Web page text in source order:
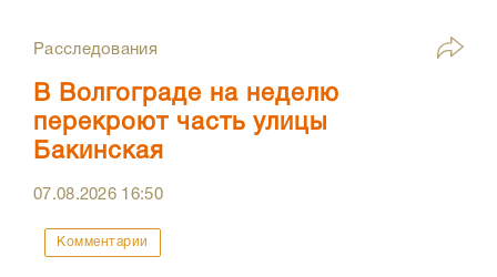
Расследования
В Волгограде на неделю
перекроют часть улицы
Бакинская
07.08.2026 16:50
Комментарии